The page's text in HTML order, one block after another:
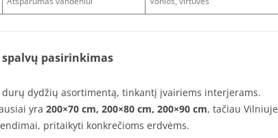
pasirinkimas
dydžių asortimentą, tinkantį įvairiems interjerams.
yra 200×70 cm, 200×80 cm, 200×90 cm, tačiau Vilniuje
pritaikyti konkrečioms erdvėms.